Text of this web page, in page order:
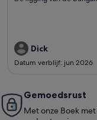
beoordeling)
Dick
Datum verblijf: jun 2026
Gemoedsrust
Met onze Boek